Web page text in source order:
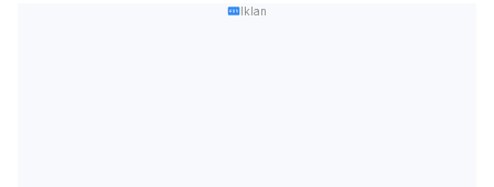
Iklan